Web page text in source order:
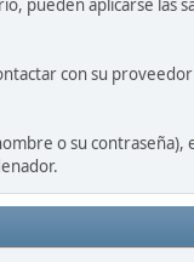
pueden aplicarse las
con su
o su contraseña),